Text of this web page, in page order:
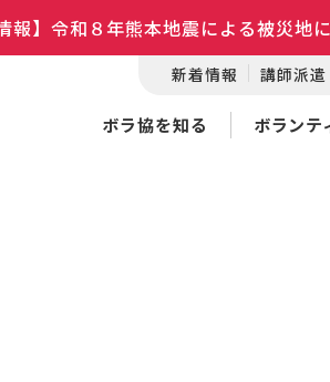
報】令和８年熊本地震による被災地
新着情報 講師派
ボラ協を知る ボランテ